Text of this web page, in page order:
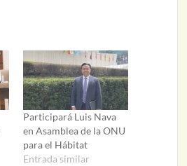
Participará Luis Nava
en Asamblea de la ONU
para el Hábitat
Entrada similar